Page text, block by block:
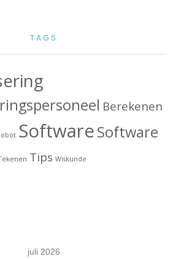
TAGS
Berekenen
SoftwareSoftware
Tips Wiskunde
juli 2026